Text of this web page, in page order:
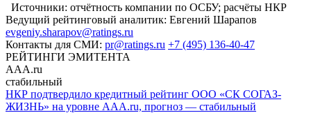
Источники: отчётность компании по ОСБУ; расчёты НКР
Ведущий рейтинговый аналитик: Евгений Шарапов
evgeniy.sharapov@ratings.ru
Контакты для СМИ: pr@ratings.ru +7 (495) 136-40-47
РЕЙТИНГИ ЭМИТЕНТА
AAA.ru
стабильный
НКР подтвердило кредитный рейтинг ООО «СК СОГАЗ-
ЖИЗНЬ» на уровне AAA.ru, прогноз — стабильный